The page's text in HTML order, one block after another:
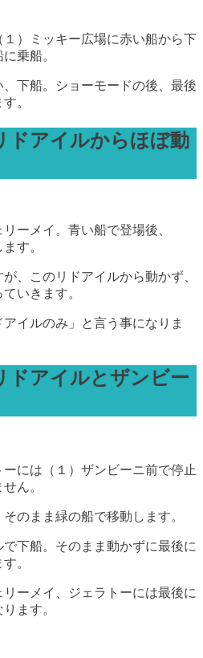
１）ミッキー広場に赤い船から下
乗船。
、下船。ショーモードの後、最後
。
ドアイルからほぼ動
ーメイ。青い船で登場後、
す。
、このリドアイルから動かず、
いきます。
イルのみ」と言う事になりま
ドアイルとザンビー
には（１）ザンビーニ前で停止
ん。
のまま緑の船で移動します。
下船。そのまま動かずに最後に
。
ーメイ、ジェラトーには最後に
ます。